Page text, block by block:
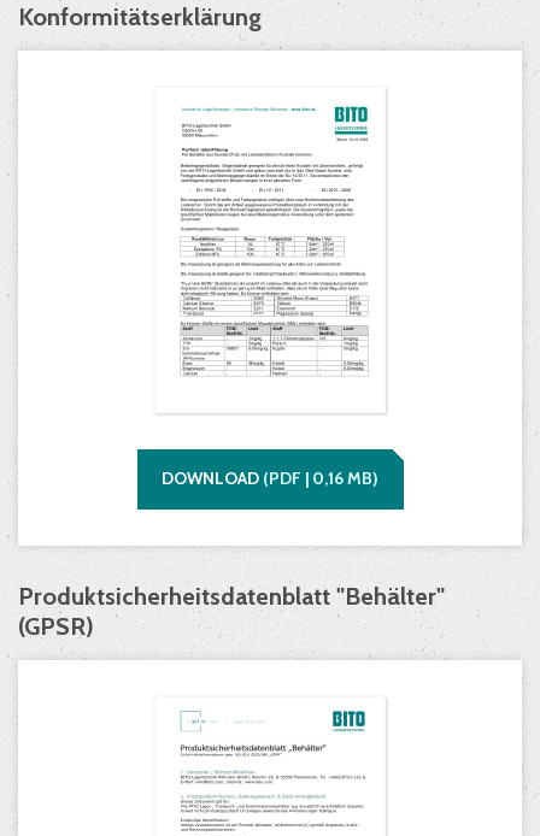
Konformitätserklärung
DOWNLOAD (PDF | 0,16MB)
Produktsicherheitsdatenblatt "Behälter"
(GPSR)